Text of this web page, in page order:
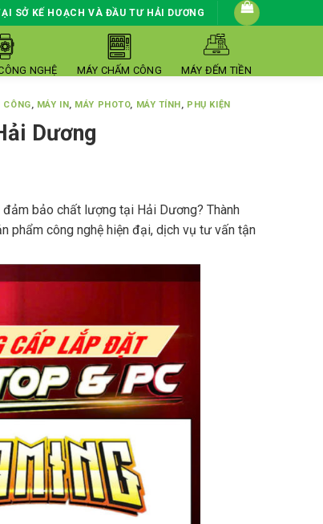
SỞ KẾ HOẠCH VÀ ĐẦU TƯ HẢI DƯƠNG
NGHỆ MÁY CHẤM CÔNG MÁY ĐẾM TIỀN
CÔNG, MÁY IN, MÁY PHOTO, MÁY TÍNH, PHỤ KIỆN
Dương
bảo chất lượng tại Hải Dương? Thành
phẩm công nghệ hiện đại, dịch vụ tư vấn tận